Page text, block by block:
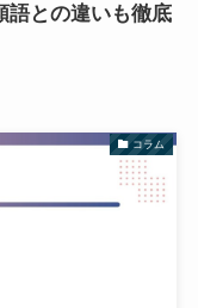
語との違いも徹底
コラム